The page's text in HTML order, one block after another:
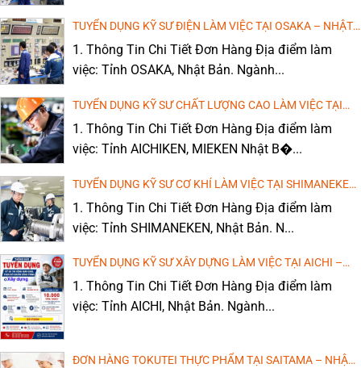
TUYỂN DỤNG KỸ SƯ ĐIỆN LÀM VIỆC TẠI OSAKA – NHẬT
BẢN (LƯƠNG CAO, MIỄN PHÍ ĐÀO TẠO TIẾNG)
1. Thông Tin Chi Tiết Đơn Hàng Địa điểm làm
việc: Tỉnh OSAKA, Nhật Bản. Ngành...
TUYỂN DỤNG KỸ SƯ CHẤT LƯỢNG CAO LÀM VIỆC TẠI
AICHIKEN, MIEKEN – NHẬT BẢN
1. Thông Tin Chi Tiết Đơn Hàng Địa điểm làm
việc: Tỉnh AICHIKEN, MIEKEN Nhật B�...
TUYỂN DỤNG KỸ SƯ CƠ KHÍ LÀM VIỆC TẠI SHIMANEKEN
– NHẬT BẢN (LƯƠNG CAO, MIỄN PHÍ ĐÀO TẠO TIẾNG)
1. Thông Tin Chi Tiết Đơn Hàng Địa điểm làm
việc: Tỉnh SHIMANEKEN, Nhật Bản. N...
TUYỂN DỤNG KỸ SƯ XÂY DỰNG LÀM VIỆC TẠI AICHI –
NHẬT BẢN (LƯƠNG CAO, MIỄN PHÍ ĐÀO TẠO TIẾNG)
1. Thông Tin Chi Tiết Đơn Hàng Địa điểm làm
việc: Tỉnh AICHI, Nhật Bản. Ngành...
ĐƠN HÀNG TOKUTEI THỰC PHẨM TẠI SAITAMA – NHẬT